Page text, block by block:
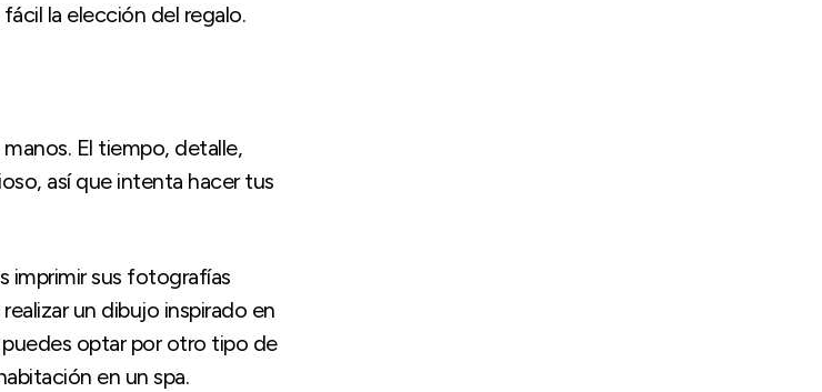
la elección del regalo.
El tiempo, detalle,
así que intenta hacer tus
imprimir sus fotografías
un dibujo inspirado en
optar por otro tipo de
en un spa.